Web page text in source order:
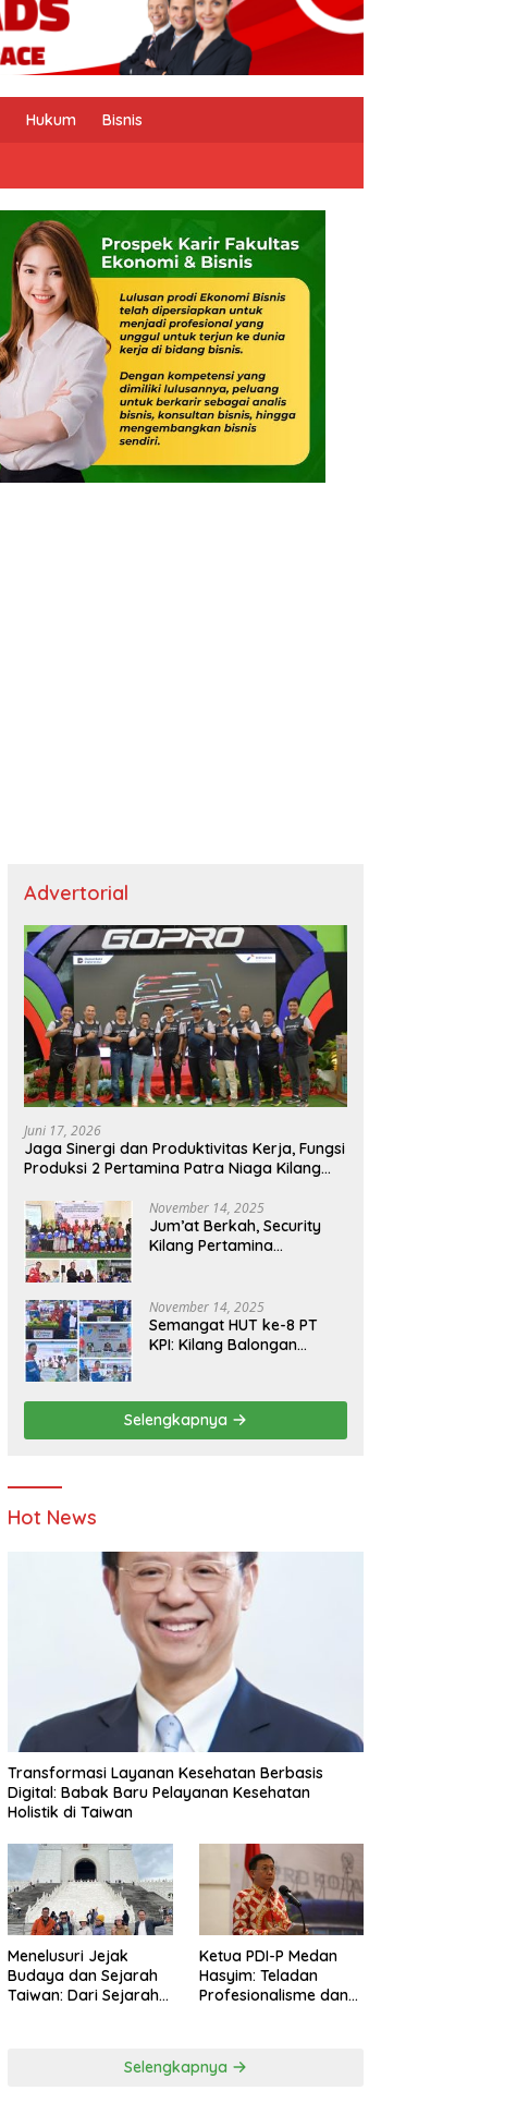
Hukum Bisnis
Advertorial
Juni 17, 2026
Jaga Sinergi dan Produktivitas Kerja, Fungsi
Produksi 2 Pertamina Patra Niaga Kilang
November 14, 2025
Jum’at Berkah, Security
Kilang Pertamina
November 14, 2025
Semangat HUT ke-8 PT
KPI: Kilang Balongan
Berbagi Bersama
Penyandang Disabilitas
dan Yayasan Pendidikan
Selengkapnya
Hot News
Transformasi Layanan Kesehatan Berbasis
Digital: Babak Baru Pelayanan Kesehatan
Holistik di Taiwan
Menelusuri Jejak
Budaya dan Sejarah
Taiwan: Dari Sejarah
Sejarah Chiang Kai-
Ketua PDI-P Medan
Hasyim: Teladan
Profesionalisme dan
Selengkapnya